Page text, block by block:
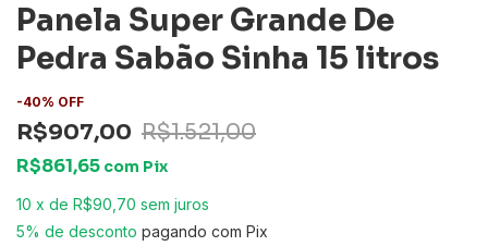
Panela Super Grande De
Pedra Sabão Sinha 15 litros
-40% OFF
R$907,00 R$1.521,00
R$861,65 com Pix
10 x de R$90,70 sem juros
5% de desconto pagando com Pix